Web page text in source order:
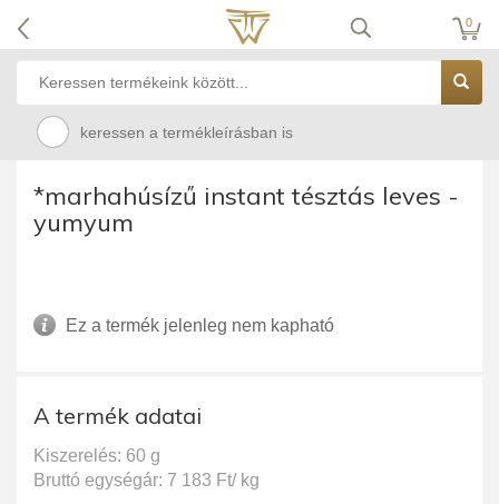
0
keressen a termékleírásban is
*marhahúsízű instant tésztás leves -
yumyum
Ez a termék jelenleg nem kapható
A termék adatai
Kiszerelés: 60 g
Bruttó egységár: 7 183 Ft/ kg